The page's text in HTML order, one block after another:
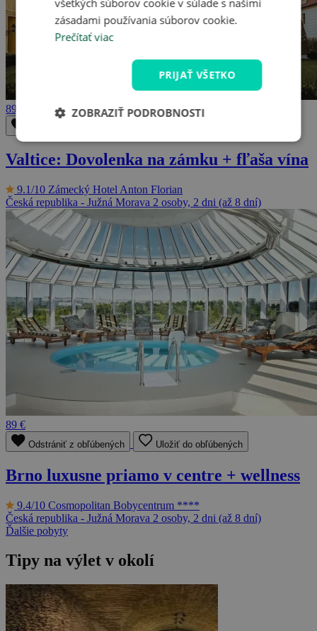
89 €
Valtice: Dovolenka na zámku + fľaša vína
9.1/10 Zámecký Hotel Anton Florian
Česká republika - Južná Morava 2 osoby, 2 dni (až 8 dní)
89 €
Odstrániť z obľúbených Uložiť do obľúbených
Brno luxusne priamo v centre + wellness
9.4/10 Cosmopolitan Bobycentrum ****
Česká republika - Južná Morava 2 osoby, 2 dni (až 8 dní)
Ďalšie pobyty
Tipy na výlet v okolí
všetkých súborov cookie v súlade s našimi
zásadami používania súborov cookie.
Prečítať viac
PRIJAŤ VŠETKO
ZOBRAZIŤ PODROBNOSTI